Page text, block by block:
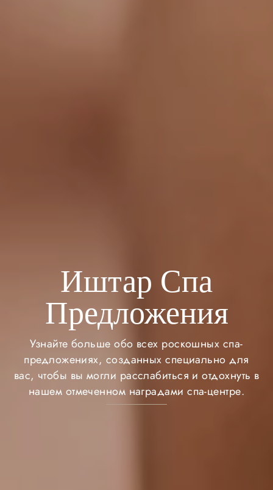
Иштар Спа
Предложения
Узнайте больше обо всех роскошных спа-
предложениях, созданных специально для
вас, чтобы вы могли расслабиться и отдохнуть в
нашем отмеченном наградами спа-центре.